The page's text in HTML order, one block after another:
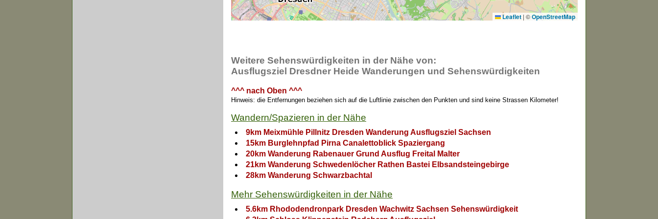
Leaflet | ©OpenStreetMap
Weitere Sehenswürdigkeiten in der Nähe von:
Ausflugsziel Dresdner Heide Wanderungen und Sehenswürdigkeiten
^^^ nach Oben ^^^
Hinweis: die Entfernungen beziehen sich auf die Luftlinie zwischen den Punkten und sind keine Strassen Kilometer!
Wandern/Spazieren in der Nähe
9km Meixmühle Pillnitz Dresden Wanderung Ausflugsziel Sachsen
15km Burglehnpfad Pirna Canalettoblick Spaziergang
20km Wanderung Rabenauer Grund Ausflug Freital Malter
21km Wanderung Schwedenlöcher Rathen Bastei Elbsandsteingebirge
28km Wanderung Schwarzbachtal
Mehr Sehenswürdigkeiten in der Nähe
5.6km Rhododendronpark Dresden Wachwitz Sachsen Sehenswürdigkeit